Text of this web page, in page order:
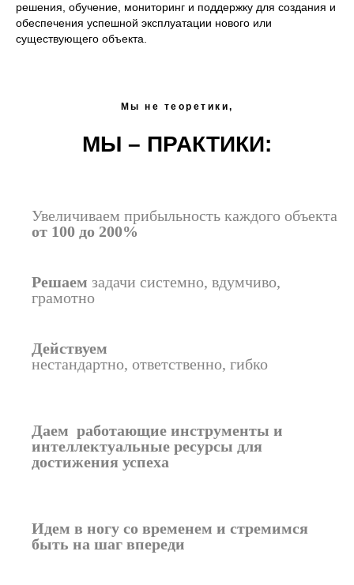
решения, обучение, мониторинг и поддержку для создания и
обеспечения успешной эксплуатации нового или
существующего объекта.
Мы не теоретики,
МЫ – ПРАКТИКИ:
Увеличиваем прибыльность каждого объекта
от 100 до 200%
Решаем задачи системно, вдумчиво,
грамотно
Действуем
нестандартно, ответственно, гибко
Даем работающие инструменты и
интеллектуальные ресурсы для
достижения успеха
Идем в ногу со временем и стремимся
быть на шаг впереди